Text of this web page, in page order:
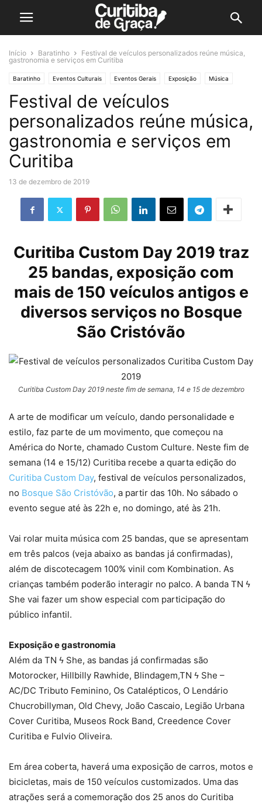
Início Baratinho
Festival de veículos personalizados reúne música,
gastronomia e serviços em Curitiba
Baratinho Eventos Culturais Eventos Gerais Exposição Música
Festival de veículos
personalizados reúne música,
gastronomia e serviços em
Curitiba
13 de dezembro de 2019
Curitiba Custom Day 2019 traz
25 bandas, exposição com
mais de 150 veículos antigos e
diversos serviços no Bosque
São Cristóvão
Curitiba Custom Day 2019 neste fim de semana, 14 e 15 de dezembro
A arte de modificar um veículo, dando personalidade e
estilo, faz parte de um movimento, que começou na
América do Norte, chamado Custom Culture. Neste fim de
semana (14 e 15/12) Curitiba recebe a quarta edição do
Curitiba Custom Day, festival de veículos personalizados,
no Bosque São Cristóvão, a partir das 10h. No sábado o
evento segue até às 22h e, no domingo, até às 21h.
Vai rolar muita música com 25 bandas, que se apresentam
em três palcos (veja abaixo as bandas já confirmadas),
além de discotecagem 100% vinil com Kombination. As
crianças também poderão interagir no palco. A banda TN ϟ
She vai fazer um show especial com participação do
público infantil.
Exposição e gastronomia
Além da TN ϟ She, as bandas já confirmadas são
Motorocker, Hillbilly Rawhide, Blindagem,TN ϟ She –
AC/DC Tributo Feminino, Os Catalépticos, O Lendário
Chucrobillyman, Old Chevy, João Cascaio, Legião Urbana
Cover Curitiba, Museos Rock Band, Creedence Cover
Curitiba e Fulvio Oliveira.
Em área coberta, haverá uma exposição de carros, motos e
bicicletas, mais de 150 veículos customizados. Uma das
atrações será a comemoração dos 25 anos do Curitiba